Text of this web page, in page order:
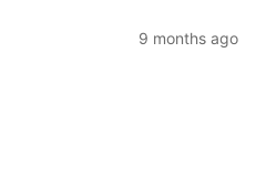
9 months ago